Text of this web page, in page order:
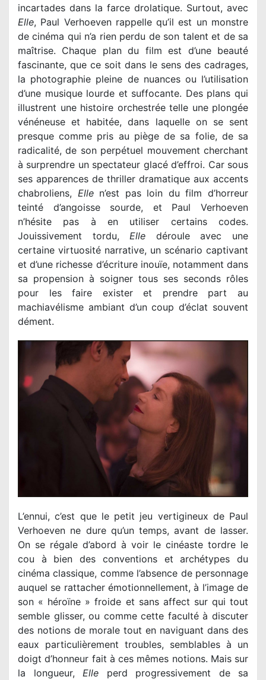
incartades dans la farce drolatique. Surtout, avec
Elle, Paul Verhoeven rappelle qu’il est un monstre
de cinéma qui n’a rien perdu de son talent et de sa
maîtrise. Chaque plan du film est d’une beauté
fascinante, que ce soit dans le sens des cadrages,
la photographie pleine de nuances ou l’utilisation
d’une musique lourde et suffocante. Des plans qui
illustrent une histoire orchestrée telle une plongée
vénéneuse et habitée, dans laquelle on se sent
presque comme pris au piège de sa folie, de sa
radicalité, de son perpétuel mouvement cherchant
à surprendre un spectateur glacé d’effroi. Car sous
ses apparences de thriller dramatique aux accents
chabroliens, Ellen’est pas loin du film d’horreur
teinté d’angoisse sourde, et Paul Verhoeven
n’hésite pas à en utiliser certains codes.
Jouissivement tordu, Elle déroule avec une
certaine virtuosité narrative, un scénario captivant
et d’une richesse d’écriture inouïe, notamment dans
sa propension à soigner tous ses seconds rôles
pour les faire exister et prendre part au
machiavélisme ambiant d’un coup d’éclat souvent
dément.
L’ennui, c’est que le petit jeu vertigineux de Paul
Verhoeven ne dure qu’un temps, avant de lasser.
On se régale d’abord à voir le cinéaste tordre le
cou à bien des conventions et archétypes du
cinéma classique, comme l’absence de personnage
auquel se rattacher émotionnellement, à l’image de
son « héroïne » froide et sans affect sur qui tout
semble glisser, ou comme cette faculté à discuter
des notions de morale tout en naviguant dans des
eaux particulièrement troubles, semblables à un
doigt d’honneur fait à ces mêmes notions. Mais sur
la longueur, Elle perd progressivement de sa